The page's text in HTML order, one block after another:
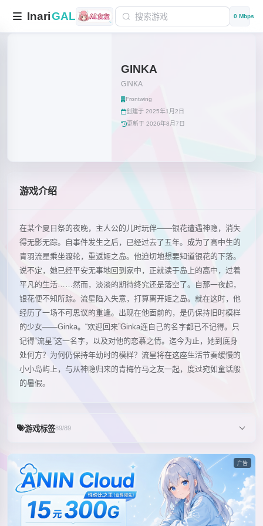
InariGAL 0 Mbps
GINKA
GINKA
Frontwing
创建于 2025年1月2日
更新于 2026年8月7日
游戏介绍
在某个夏日祭的夜晚，主人公的儿时玩伴——银花遭遇神隐，消失
得无影无踪。自事件发生之后，已经过去了五年。成为了高中生的
青羽流星乘坐渡轮，重返姬之岛。他迫切地想要知道银花的下落。
说不定，她已经平安无事地回到家中，正就读于岛上的高中，过着
平凡的生活……然而，淡淡的期待终究还是落空了。自那一夜起，
银花便不知所踪。流星陷入失意，打算离开姬之岛。就在这时，他
经历了一场不可思议的重逢。出现在他面前的，是仍保持旧时模样
的少女——Ginka。“欢迎回来”Ginka连自己的名字都已不记得。只
记得“流星”这一名字，以及对他的恋慕之情。迄今为止，她到底身
处何方？为何仍保持年幼时的模样？流星将在这座生活节奏缓慢的
小小岛屿上，与从神隐归来的青梅竹马之友一起，度过宛如童话般
的暑假。
游戏标签89/89
广告